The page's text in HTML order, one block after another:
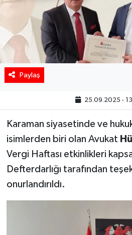
Paylaş
25.09.2025 -
Karaman siyasetinde ve
isimlerden biri olan Avukat
Vergi Haftası etkinlikleri
Defterdarlığı tarafından
onurlandırıldı.